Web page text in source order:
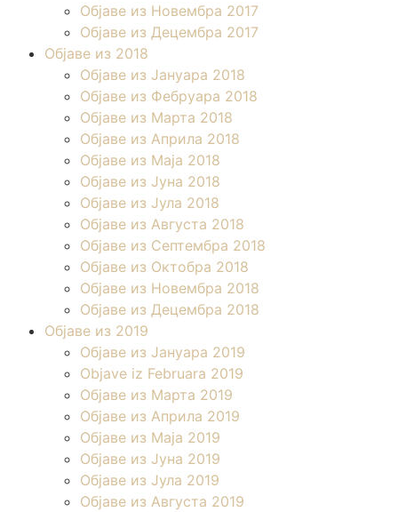
Објаве из Новембра 2017
Објаве из Децембра 2017
Објаве из 2018
Објаве из Јануара 2018
Објаве из Фебруара 2018
Објаве из Марта 2018
Објаве из Априла 2018
Објаве из Маја 2018
Објаве из Јуна 2018
Објаве из Јула 2018
Објаве из Августа 2018
Објаве из Септембра 2018
Објаве из Октобра 2018
Објаве из Новембра 2018
Објаве из Децембра 2018
Објаве из 2019
Објаве из Јануара 2019
Objave iz Februara 2019
Објаве из Марта 2019
Објаве из Априла 2019
Објаве из Маја 2019
Објаве из Јуна 2019
Објаве из Јула 2019
Објаве из Августа 2019